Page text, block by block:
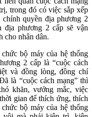
trong đó có việc sắp xếp
quyền địa phương 2
địa phương 2 cấp sẽ vận
cho nhân dân.
bộ máy của hệ thống
2 cấp là “cuộc cách
và đồng lòng, đồng chí
là “cuộc cách mạng” thì
khăn, vướng mắc, việc
gian để thích ứng, thích
bộ máy của hệ thống